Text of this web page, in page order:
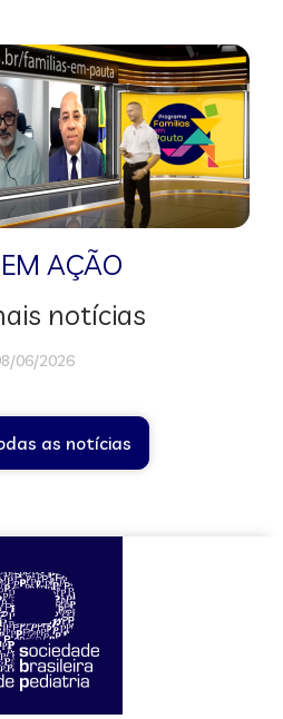
AÇÃO
notícias
06/2026
as notícias